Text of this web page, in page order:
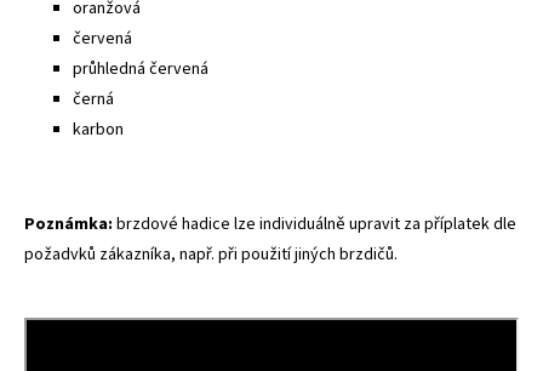
oranžová
červená
průhledná červená
černá
karbon
Poznámka: brzdové hadice lze individuálně upravit za příplatek dle
požadvků zákazníka, např. při použití jiných brzdičů.